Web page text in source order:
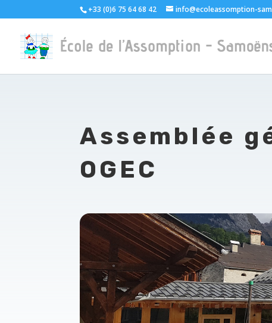
+33 (0)6 75 64 68 42 info@ecoleassomption-
Assemblée
OGEC